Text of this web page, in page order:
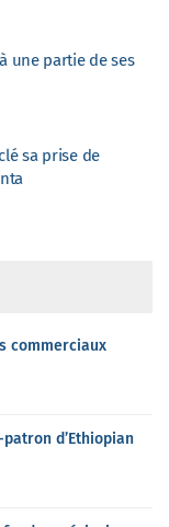
une partie de ses
sa prise de
commerciaux
d’Ethiopian